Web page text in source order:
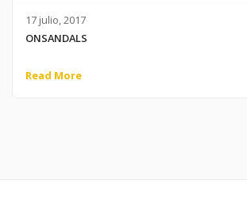
17 julio, 2017
ONSANDALS
Read More